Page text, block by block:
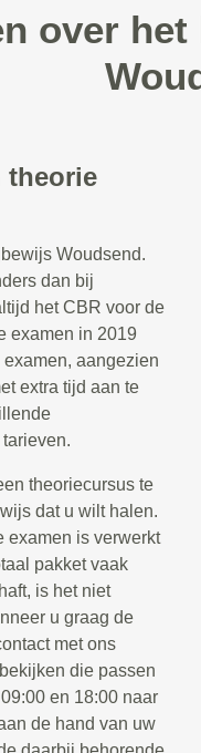
over
theorie
Woudsend.
dan bij
het CBR voor de
examen in 2019
aangezien
extra tijd aan te
theoriecursus te
dat u wilt halen.
examen is verwerkt
pakket vaak
is het niet
u graag de
met ons
die passen
en 18:00 naar
de hand van uw